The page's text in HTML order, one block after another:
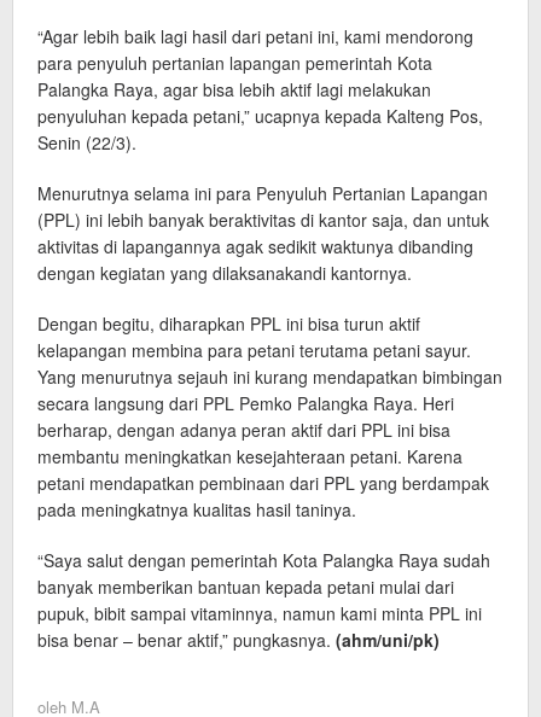
“Agar lebih baik lagi hasil dari petani ini, kami mendorong
para penyuluh pertanian lapangan pemerintah Kota
Palangka Raya, agar bisa lebih aktif lagi melakukan
penyuluhan kepada petani,” ucapnya kepada Kalteng Pos,
Senin (22/3).
Menurutnya selama ini para Penyuluh Pertanian Lapangan
(PPL) ini lebih banyak beraktivitas di kantor saja, dan untuk
aktivitas di lapangannya agak sedikit waktunya dibanding
dengan kegiatan yang dilaksanakandi kantornya.
Dengan begitu, diharapkan PPL ini bisa turun aktif
kelapangan membina para petani terutama petani sayur.
Yang menurutnya sejauh ini kurang mendapatkan bimbingan
secara langsung dari PPL Pemko Palangka Raya. Heri
berharap, dengan adanya peran aktif dari PPL ini bisa
membantu meningkatkan kesejahteraan petani. Karena
petani mendapatkan pembinaan dari PPL yang berdampak
pada meningkatnya kualitas hasil taninya.
“Saya salut dengan pemerintah Kota Palangka Raya sudah
banyak memberikan bantuan kepada petani mulai dari
pupuk, bibit sampai vitaminnya, namun kami minta PPL ini
bisa benar – benar aktif,” pungkasnya. (ahm/uni/pk)
oleh M.A